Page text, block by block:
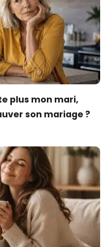
plus mon mari,
son mariage ?